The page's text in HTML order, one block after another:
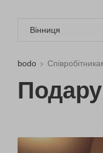
Вінниця
bodo